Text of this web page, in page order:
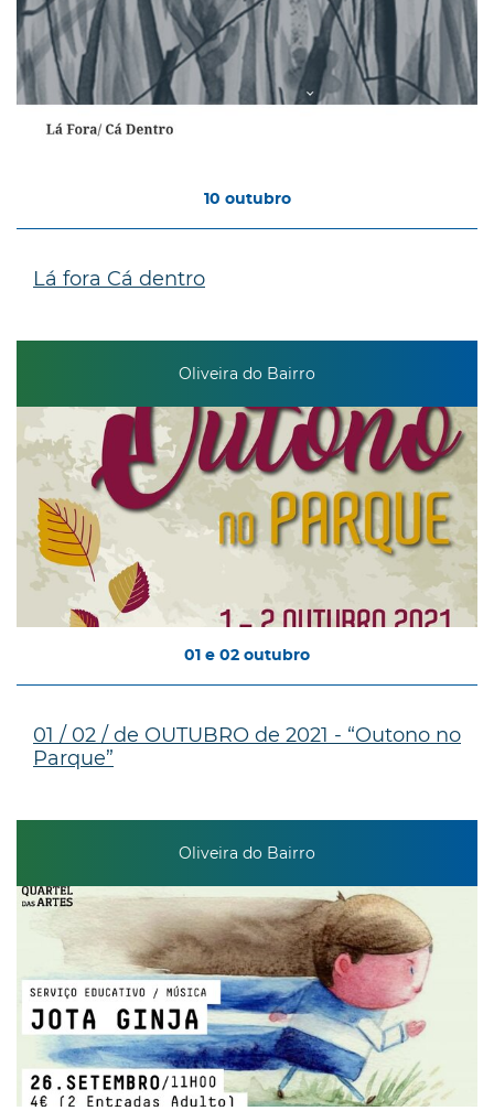
10 outubro
Lá fora Cá dentro
Oliveira do Bairro
01 e 02 outubro
01 / 02 / de OUTUBRO de 2021 - “Outono no
Parque”
Oliveira do Bairro